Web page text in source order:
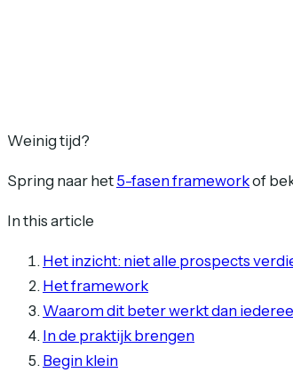
Weinig tijd?
Spring naar het 5-fasen frameworkof
In this article
Het inzicht: niet alle prospects
Het framework
Waarom dit beter werkt dan
In de praktijk brengen
Begin klein